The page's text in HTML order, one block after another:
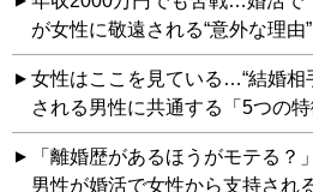
が女性に敬遠される“意外な理由”
女性はここを見ている…“結婚相
される男性に共通する「5つの特
「離婚歴があるほうがモテる？
男性が婚活で女性から支持され